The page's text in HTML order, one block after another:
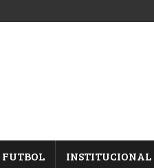
FUTBOL INSTITUCIONAL